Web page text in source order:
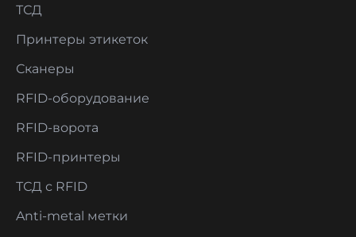
ТСД
Принтеры этикеток
Сканеры
RFID-оборудование
RFID-ворота
RFID-принтеры
ТСД с RFID
Anti-metal метки